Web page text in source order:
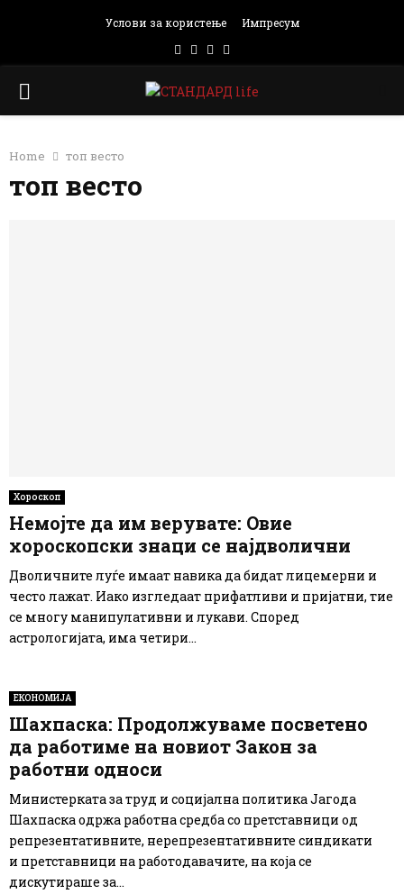
Услови за користење Импресум
Facebook
Instagram
Email
PRIMARY
Home топ весто
топ весто
Хороскоп
Немојте да им верувате: Овие
хороскопски знаци се најдволични
Дволичните луѓе имаат навика да бидат лицемерни и
често лажат. Иако изгледаат прифатливи и пријатни, тие
се многу манипулативни и лукави. Според
астрологијата, има четири...
ЕКОНОМИЈА
Шахпаска: Продолжуваме посветено
да работиме на новиот Закон за
работни односи
Министерката за труд и социјална политика Јагода
Шахпаска одржа работна средба со претставници од
репрезентативните, нерепрезентативните синдикати
и претставници на работодавачите, на која се
дискутираше за...